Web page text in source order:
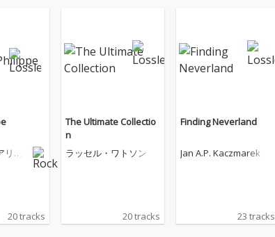
リデ
20 tracks
The Ultimate Collectio
n
ラッセル・ワトソン
20 tracks
Finding Neverland
Jan A.P. Kaczmarek
23 tracks